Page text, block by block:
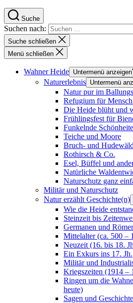
Suche
Suchen nach:
Suche schließen
Menü schließen
Wahner Heide Untermenü anzeigen
Naturerlebnis Untermenü
Natur pur im
Refugium für
Die Heide blüht und
Frühlingsfest für
Funkelnde
Teiche und Moore
Bruch- und
Rothirsch & Co.
Esel, Büffel und
Natürliche
Naturschutz ganz
Militär und Naturschutz
Natur erzählt Geschichte(n)
Wie die Heide
Steinzeit bis
Germanen und Römer
Mittelalter (ca. 500 –
Neuzeit (16. bis 18.
Ein Exkurs ins 17. Jh.
Militär und
Kriegszeiten (1914 –
Ringen um die
heute)
Sagen und